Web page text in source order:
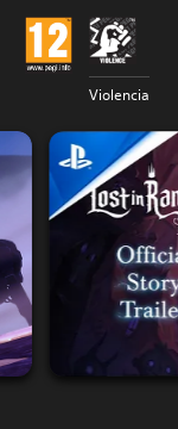
Violencia